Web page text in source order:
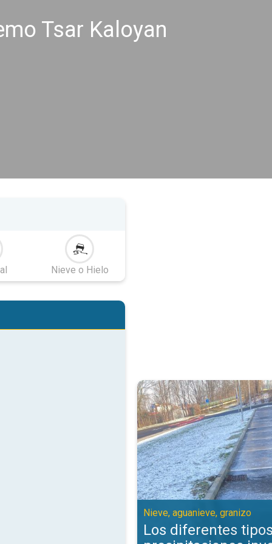
Tsar Kaloyan
Nieve o Hielo
Los diferentes tipos de
Nieve, aguanieve, granizo
Los diferentes